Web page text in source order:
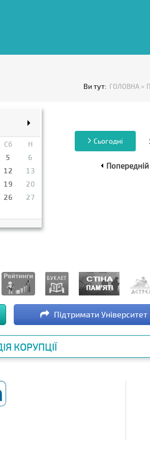
Ви тут: ГОЛОВНА >
Сб
Н
5
6
12
13
19
20
26
27
Сьогодні
Підтримати Університет
КОРУПЦІЇ